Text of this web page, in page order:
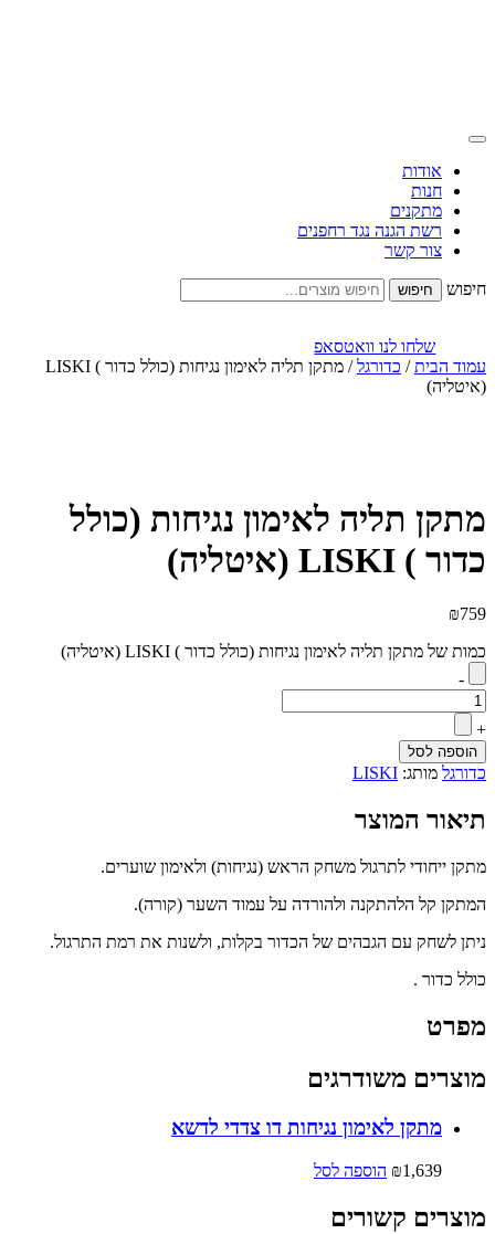
אודות
חנות
מתקנים
רשת הגנה נגד רחפנים
צור קשר
חיפוש
שלחו לנו וואטסאפ
עמוד הבית/ כדורגל
/ מתקן תליה לאימון נגיחות (כולל כדור ) LISKI
(איטליה)
מתקן תליה לאימון נגיחות (כולל
כדור ) LISKI (איטליה)
₪759
כמות של מתקן תליה לאימון נגיחות (כולל כדור ) LISKI (איטליה)
-
+
הוספה לסל
כדורגל מותג: LISKI
תיאור המוצר
מתקן ייחודי לתרגול משחק הראש (נגיחות) ולאימון שוערים.
המתקן קל הלהתקנה ולהורדה על עמוד השער (קורה).
ניתן לשחק עם הגבהים של הכדור בקלות, ולשנות את רמת התרגול.
כולל כדור .
מפרט
מוצרים משודרגים
מתקן לאימון נגיחות דו צדדי לדשא
₪1,639 הוספה לסל
מוצרים קשורים